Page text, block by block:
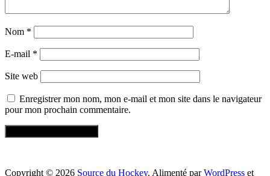
Nom *
E-mail *
Site web
Enregistrer mon nom, mon e-mail et mon site dans le navigateur
pour mon prochain commentaire.
Copyright © 2026 Source du Hockey. Alimenté parWordPress et